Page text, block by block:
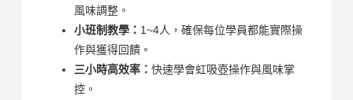
風味調整。
小班制教學： 1~4人，確保每位學員都能實際操
作與獲得回饋。
三小時高效率： 快速學會虹吸壺操作與風味掌
控。